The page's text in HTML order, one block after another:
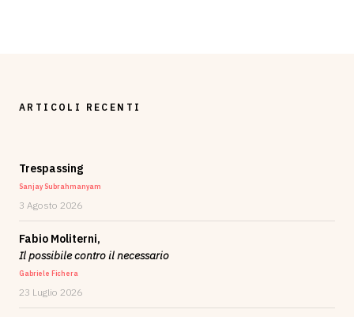
ARTICOLI RECENTI
Trespassing
Sanjay Subrahmanyam
3 Agosto 2026
Fabio Moliterni,
Il possibile contro il necessario
Gabriele Fichera
23 Luglio 2026